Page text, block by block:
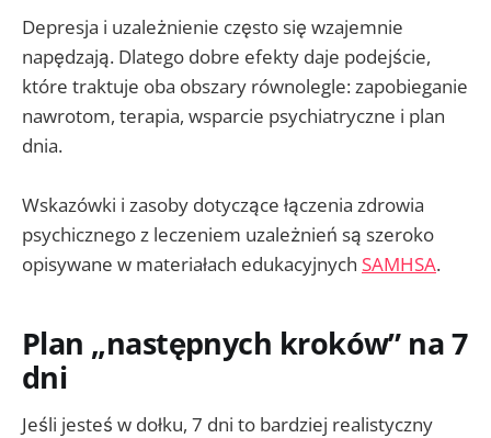
Depresja i uzależnienie często się wzajemnie
napędzają. Dlatego dobre efekty daje podejście,
które traktuje oba obszary równolegle: zapobieganie
nawrotom, terapia, wsparcie psychiatryczne i plan
dnia.
Wskazówki i zasoby dotyczące łączenia zdrowia
psychicznego z leczeniem uzależnień są szeroko
opisywane w materiałach edukacyjnych SAMHSA.
Plan „następnych kroków” na 7
dni
Jeśli jesteś w dołku, 7 dni to bardziej realistyczny